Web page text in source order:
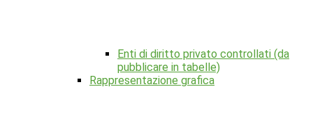
Enti di diritto privato controllati (da
pubblicare in tabelle)
Rappresentazione grafica